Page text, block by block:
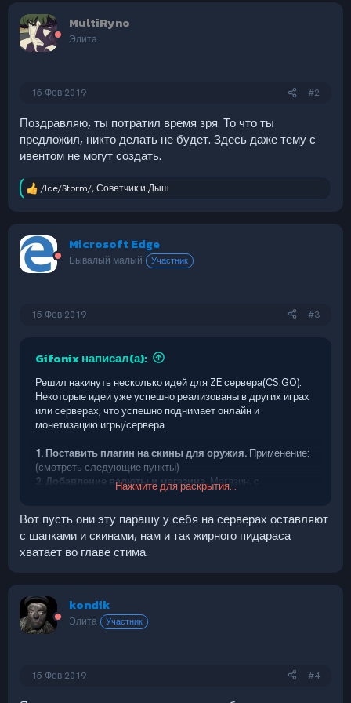
MultiRyno
Элита
15 Фев 2019 #2
Поздравляю, ты потратил время зря. То что ты
предложил, никто делать не будет. Здесь даже тему с
ивентом не могут создать.
Р
ц
и
и
/Ice/Storm/,Советчики Дыш
Microsoft Edge
Бывалый малый Участник
15 Фев 2019 #3
Gifonix написал(а):
Решил накинуть несколько идей для ZE сервера(CS:GO).
Некоторые идеи уже успешно реализованы в других играх
или серверах, что успешно поднимает онлайн и
монетизацию игры/сервера.
1. Поставить плагин на скины для оружия. Применение:
(смотреть следующие пункты)
2. Добавление валюты и магазина.Магазин, с
меняющимся, каждую неделю асортиментом (временный
Естественно с балансированными ценами, что бы на
ценные вещи пришлось больше и лучше играть.
3. Ящики (не путайте с обычными кейсами от вальв)
через сайт, за реал.
Ящики содержат в себе различную модификацию
внешнего вида персонажа (временный скин, крылья, шапка,
эффекты), а так же скины на оружие, ножи, монеты.
больше шанс на получение ценных вещей).
Нажмите для раскрытия...
Вот пусть они эту парашу у себя на серверах оставляют
с шапками и скинами, нам и так жирного пидараса
хватает во главе стима.
kondik
Элита Участник
15 Фев 2019 #4